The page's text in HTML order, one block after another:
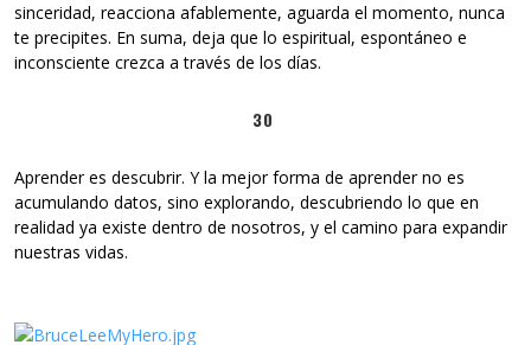
sinceridad, reacciona afablemente, aguarda el momento, nunca
te precipites. En suma, deja que lo espiritual, espontáneo e
inconsciente crezca a través de los días.
30
Aprender es descubrir. Y la mejor forma de aprender no es
acumulando datos, sino explorando, descubriendo lo que en
realidad ya existe dentro de nosotros, y el camino para expandir
nuestras vidas.